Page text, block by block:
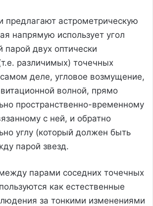
предлагают астрометрическую
напрямую использует угол
парой двух оптически
различимых) точечных
деле, угловое возмущение,
волной, прямо
пространственно-временному
с ней, и обратно
углу (который должен быть
парой звезд.
парами соседних точечных
как естественные
за тонкими изменениями